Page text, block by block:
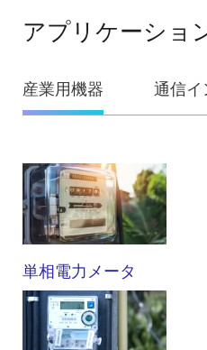
アプリケーショ
産業用機器 通信イ
産
業
用
機
器
単相電力メータ